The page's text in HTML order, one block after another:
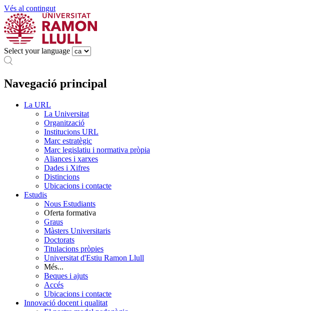
Vés al contingut
Select your language
Navegació principal
La URL
La Universitat
Organització
Institucions URL
Marc estratègic
Marc legislatiu i normativa pròpia
Aliances i xarxes
Dades i Xifres
Distincions
Ubicacions i contacte
Estudis
Nous Estudiants
Oferta formativa
Graus
Màsters Universitaris
Doctorats
Titulacions pròpies
Universitat d'Estiu Ramon Llull
Més...
Beques i ajuts
Accés
Ubicacions i contacte
Innovació docent i qualitat